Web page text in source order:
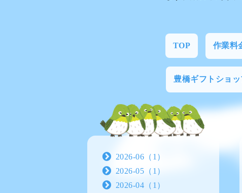
TOP 作業料
豊橋ギフトショ
2026-06（1）
2026-05（1）
2026-04（1）